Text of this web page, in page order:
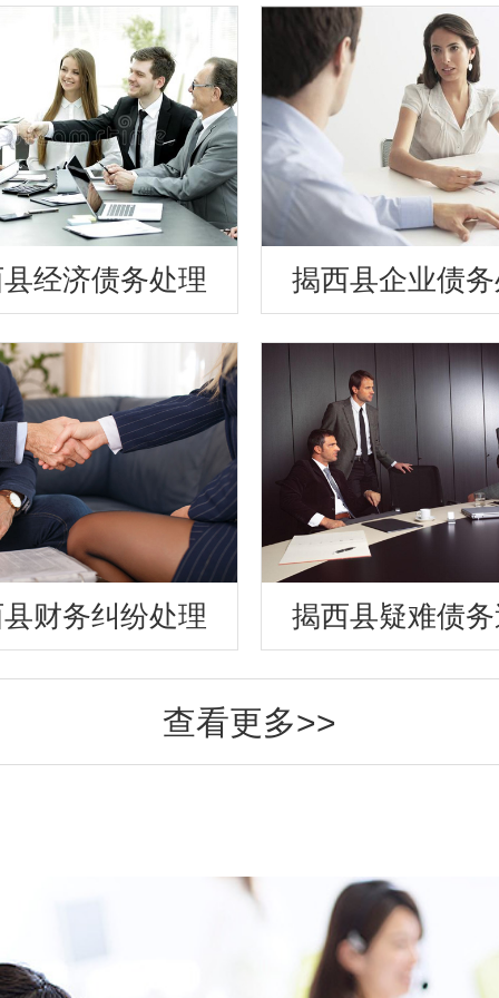
经济债务处理 揭西县企业债
财务纠纷处理 揭西县疑难债
查看更多>>